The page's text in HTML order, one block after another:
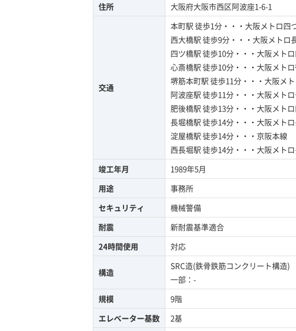
住所 大阪府大阪市西区阿波座1-6-1
交通
本町駅徒歩1分・・・大阪メトロ四
西大橋駅徒歩9分・・・大阪メトロ
四ツ橋駅徒歩10分・・・大阪メト
心斎橋駅徒歩10分・・・大阪メト
堺筋本町駅徒歩11分・・・大阪メ
阿波座駅徒歩11分・・・大阪メト
肥後橋駅徒歩13分・・・大阪メト
長堀橋駅徒歩14分・・・大阪メト
淀屋橋駅徒歩14分・・・京阪本線
西長堀駅徒歩14分・・・大阪メト
竣工年月
1989年5月
用途
事務所
セキュリティ
機械警備
耐震
新耐震基準適合
24時間使用
対応
構造
SRC造(鉄骨鉄筋コンクリート構造)
一部：-
規模
9階
エレベーター基数
2基